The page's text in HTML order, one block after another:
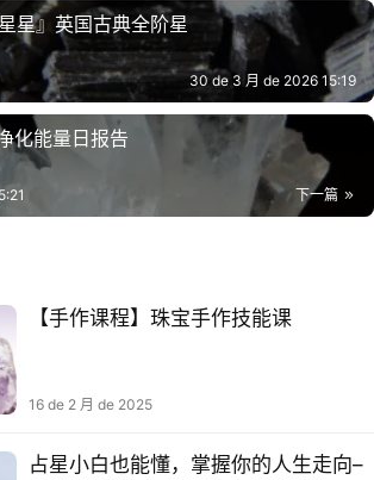
星』英国古典全阶星
30 de 3 月 de 2026 15:19
化能量日报告
下一篇
【手作课程】珠宝手作技能课
16 de 2 月 de 2025
占星小白也能懂，掌握你的人生走向–